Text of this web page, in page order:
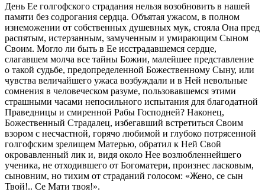
День Ее голгофского страдания нельзя возобновить в нашей
памяти без содрогания сердца. Объятая ужасом, в полном
изнеможении от собственных душевных мук, стояла Она пред
распятым, истерзанным, замученным и умирающим Сыном
Своим. Могло ли быть в Ее исстрадавшемся сердце,
слагавшем молча все тайны Божии, малейшее представление
о такой судьбе, предопределенной Божественному Сыну, или
чувства величайшего ужаса возбуждали и в Ней невольные
сомнения в человеческом разуме, пользовавшемся этими
страшными часами непосильного испытания для благодатной
Праведницы и смиренной Рабы Господней? Наконец,
Божественный Страдалец, избегавший встретиться Своим
взором с несчастной, горячо любимой и глубоко потрясенной
голгофским зрелищем Матерью, обратил к Ней Свой
окровавленный лик и, видя около Нее возлюбленнейшего
ученика, не отходившего от Богоматери, произнес ласковым,
сыновним, но тихим от страданий голосом: «Жено, се сын
Твой!.. Се Мати твоя!».